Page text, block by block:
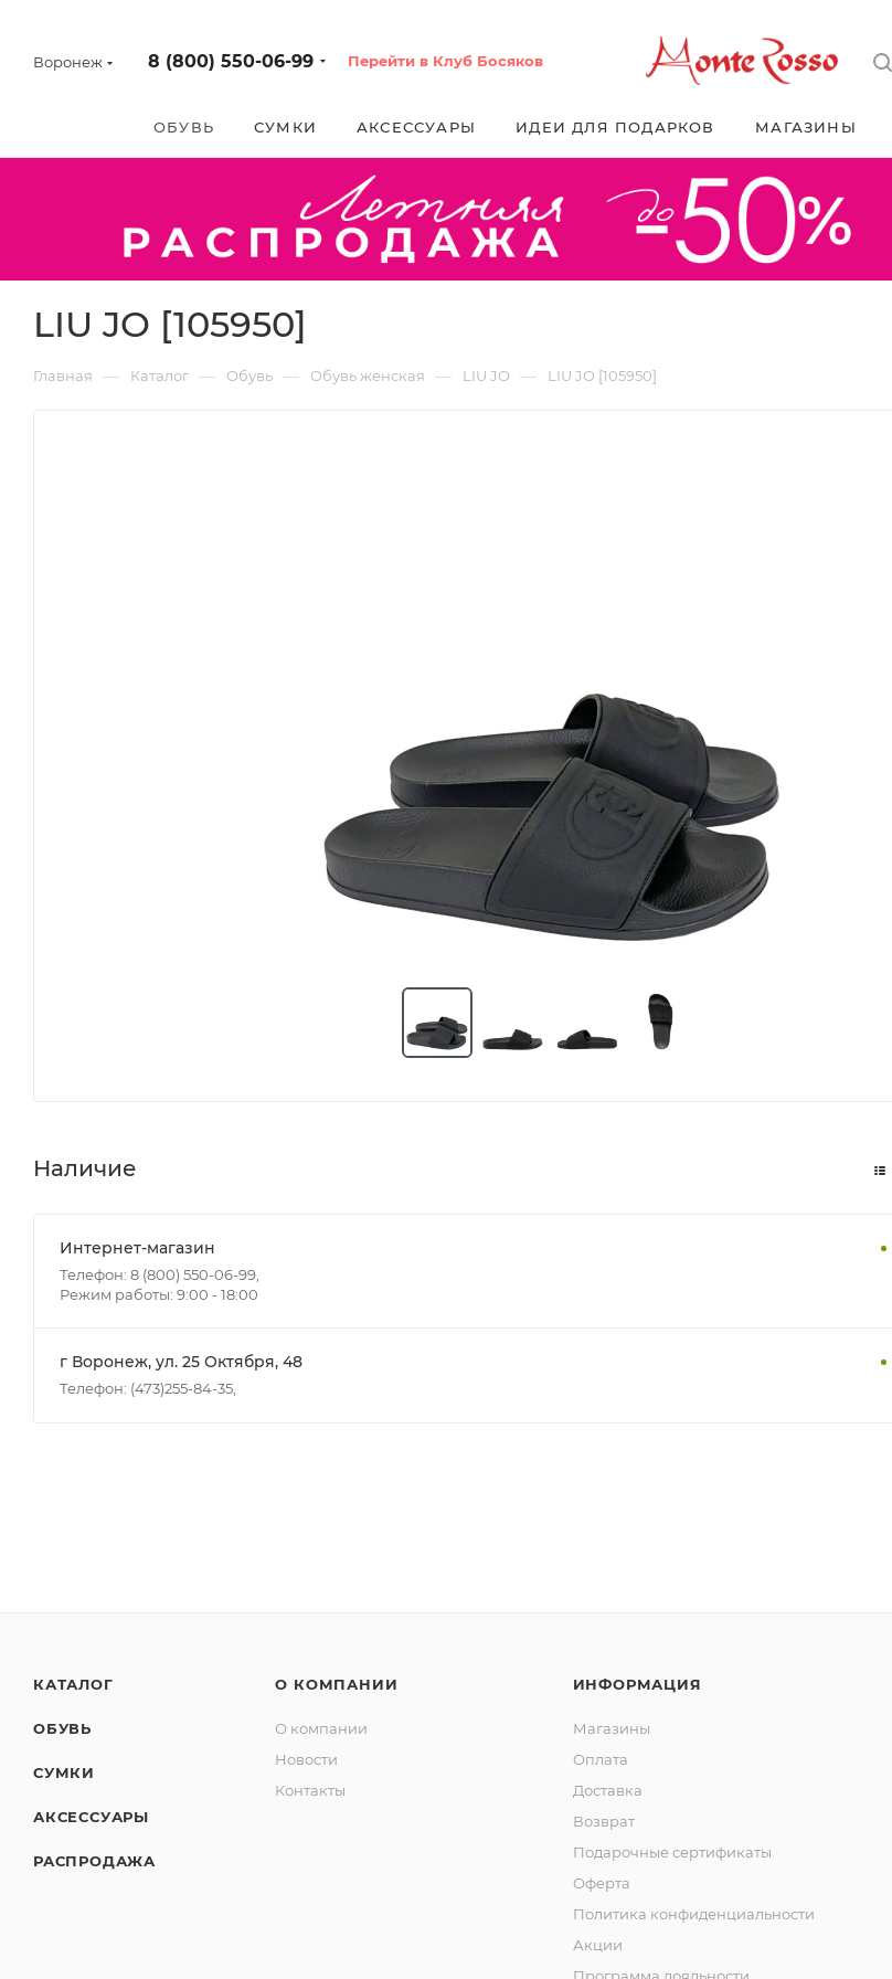
Воронеж 8 (800) 550-06-99 Перейти в Клуб Босяков
ОБУВЬ СУМКИ АКСЕССУАРЫ ИДЕИ ДЛЯ ПОДАРКОВ МАГАЗИНЫ
LIU JO [105950]
Главная — Каталог — Обувь — Обувь женская — LIU JO — LIU JO [105950]
Наличие
Интернет-магазин
Телефон: 8 (800) 550-06-99,
Режим работы: 9:00 - 18:00
г Воронеж, ул. 25 Октября, 48
Телефон: (473)255-84-35,
КАТАЛОГ
ОБУВЬ
СУМКИ
АКСЕССУАРЫ
РАСПРОДАЖА
О КОМПАНИИ
О компании
Новости
Контакты
ИНФОРМАЦИЯ
Магазины
Оплата
Доставка
Возврат
Подарочные сертификаты
Оферта
Политика конфиденциальности
Акции